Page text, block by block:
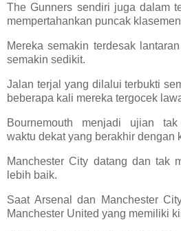
The Gunners sendiri juga dalam
mempertahankan puncak
Mereka semakin terdesak
semakin sedikit.
Jalan terjal yang dilalui terbukti
beberapa kali mereka tergocek
Bournemouth menjadi ujian
waktu dekat yang berakhir dengan
Manchester City datang dan tak
lebih baik.
Saat Arsenal dan Manchester
Manchester United yang memiliki